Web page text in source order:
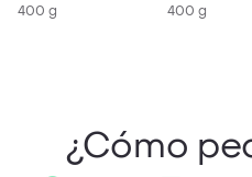
400 g
400 g
¿Cómo